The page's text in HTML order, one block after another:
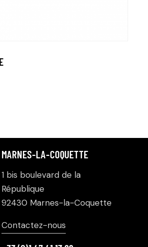
MARNES-LA-COQUETTE
1 bis boulevard de la
République
92430 Marnes-la-Coquette
Contactez-nous